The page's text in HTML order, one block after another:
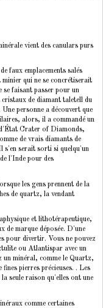
vient des canulars purs
faux emplacements salés
qui ne se concrétiserait
se faisant passer pour un
de diamant taletell du
personne a découvert que
alors, il a commandé un
d'État Crater of Diamonds,
de vrais diamants de
s'en serait sorti si quelqu'un
l'Inde pour des
les gens prennent de la
de quartz, la vendant
et lithotérapeutique,
de marque déposée. D'une
pour divertir. Vous ne pouvez
ou Atlantispar avec un
un minéral, comme le Quartz,
pierres précieuses. . Les
seule raison qu'elles ont une
comme certaines